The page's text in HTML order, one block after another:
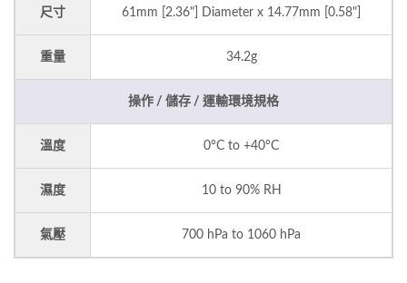
尺寸 61mm [2.36"] Diameter x 14.77mm [0.58"]
重量 34.2g
操作 / 儲存 / 運輸環境規格
溫度 0°C to +40°C
濕度 10 to 90% RH
氣壓 700 hPa to 1060 hPa